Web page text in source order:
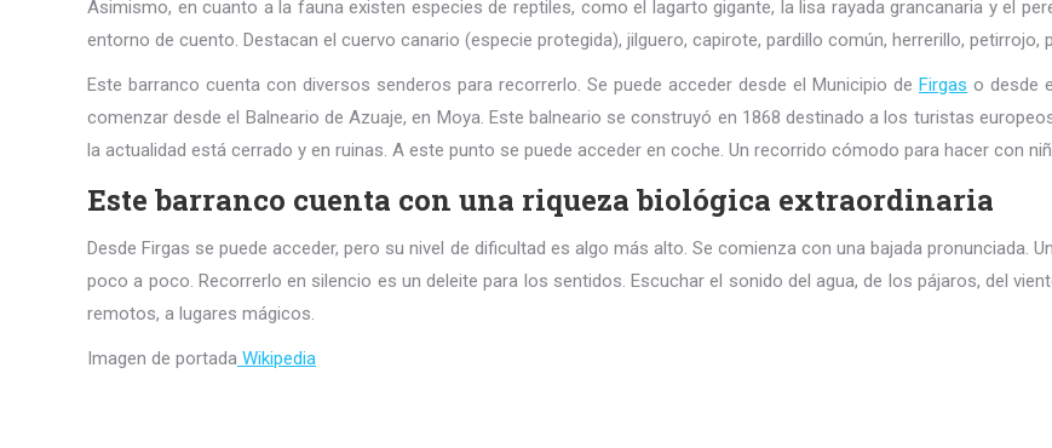
Asimismo, en cuanto a la fauna existen especies de reptiles, como el lagarto gigante, la lisa rayada grancanaria y el
entorno de cuento. Destacan el cuervo canario (especie protegida), jilguero, capirote, pardillo común, herrerillo, petirrojo,
Este barranco cuenta con diversos senderos para recorrerlo. Se puede acceder desde el Municipio de Firgas o desde
comenzar desde el Balneario de Azuaje, en Moya. Este balneario se construyó en 1868 destinado a los turistas
la actualidad está cerrado y en ruinas. A este punto se puede acceder en coche. Un recorrido cómodo para hacer con
Este barranco cuenta con una riqueza biológica extraordinaria
Desde Firgas se puede acceder, pero su nivel de dificultad es algo más alto. Se comienza con una bajada pronunciada.
poco a poco. Recorrerlo en silencio es un deleite para los sentidos. Escuchar el sonido del agua, de los pájaros, del
remotos, a lugares mágicos.
Imagen de portada Wikipedia